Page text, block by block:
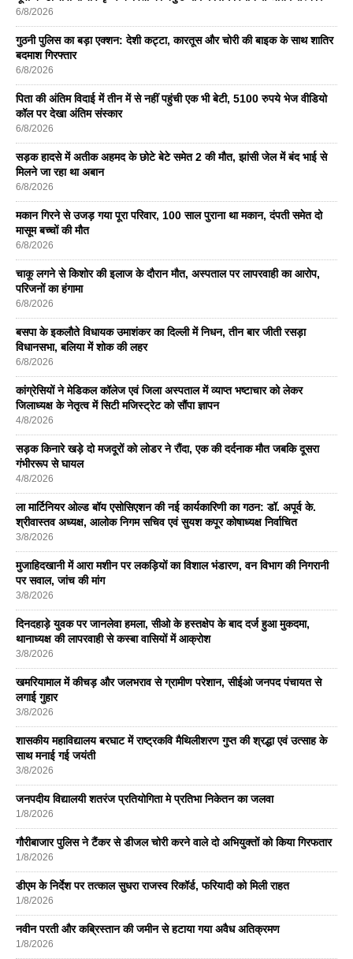
6/8/2026
गुठनी पुलिस का बड़ा एक्शन: देशी कट्टा, कारतूस और चोरी की बाइक के साथ शातिर
बदमाश गिरफ्तार
6/8/2026
पिता की अंतिम विदाई में तीन में से नहीं पहुंची एक भी बेटी, 5100 रुपये भेज वीडियो
कॉल पर देखा अंतिम संस्कार
6/8/2026
सड़क हादसे में अतीक अहमद के छोटे बेटे समेत 2 की मौत, झांसी जेल में बंद भाई से
मिलने जा रहा था अबान
6/8/2026
मकान गिरने से उजड़ गया पूरा परिवार, 100 साल पुराना था मकान, दंपती समेत दो
मासूम बच्चों की मौत
6/8/2026
चाकू लगने से किशोर की इलाज के दौरान मौत, अस्पताल पर लापरवाही का आरोप,
परिजनों का हंगामा
6/8/2026
बसपा के इकलाैते विधायक उमाशंकर का दिल्ली में निधन, तीन बार जीती रसड़ा
विधानसभा, बलिया में शोक की लहर
6/8/2026
कांग्रेसियों ने मेडिकल कॉलेज एवं जिला अस्पताल में व्याप्त भष्टाचार को लेकर
जिलाध्यक्ष के नेतृत्व में सिटी मजिस्ट्रेट को सौंपा ज्ञापन
4/8/2026
सड़क किनारे खड़े दो मजदूरों को लोडर ने रौंदा, एक की दर्दनाक मौत जबकि दूसरा
गंभीररूप से घायल
4/8/2026
ला मार्टिनियर ओल्ड बॉय एसोसिएशन की नई कार्यकारिणी का गठन: डॉ. अपूर्व के.
श्रीवास्तव अध्यक्ष, आलोक निगम सचिव एवं सुयश कपूर कोषाध्यक्ष निर्वाचित
3/8/2026
मुजाहिदखानी में आरा मशीन पर लकड़ियों का विशाल भंडारण, वन विभाग की निगरानी
पर सवाल, जांच की मांग
3/8/2026
दिनदहाड़े युवक पर जानलेवा हमला, सीओ के हस्तक्षेप के बाद दर्ज हुआ मुकदमा,
थानाध्यक्ष की लापरवाही से कस्बा वासियों में आक्रोश
3/8/2026
खमरियामाल में कीचड़ और जलभराव से ग्रामीण परेशान, सीईओ जनपद पंचायत से
लगाई गुहार
3/8/2026
शासकीय महाविद्यालय बरघाट में राष्ट्रकवि मैथिलीशरण गुप्त की श्रद्धा एवं उत्साह के
साथ मनाई गई जयंती
3/8/2026
जनपदीय विद्यालयी शतरंज प्रतियोगिता मे प्रतिभा निकेतन का जलवा
1/8/2026
गौरीबाजार पुलिस ने टैंकर से डीजल चोरी करने वाले दो अभियुक्तों को किया गिरफतार
1/8/2026
डीएम के निर्देश पर तत्काल सुधरा राजस्व रिकॉर्ड, फरियादी को मिली राहत
1/8/2026
नवीन परती और कब्रिस्तान की जमीन से हटाया गया अवैध अतिक्रमण
1/8/2026